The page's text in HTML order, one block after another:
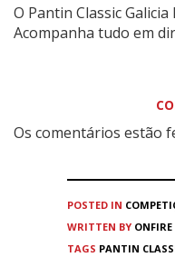
O Pantin Classic
Acompanha tudo em
Os comentários estão
POSTED IN
WRITTEN BY
TAGS PANTIN